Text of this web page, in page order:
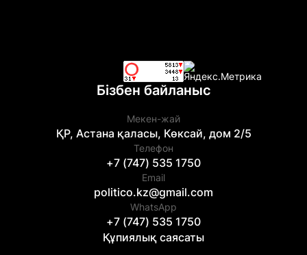
Бізбен байланыс
Мекен-жай
ҚР, Астана қаласы, Көксай, дом 2/5
Телефон
+7 (747) 535 1750
Email
politico.kz@gmail.com
WhatsApp
+7 (747) 535 1750
Құпиялық саясаты